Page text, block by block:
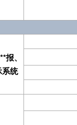
**报、
统